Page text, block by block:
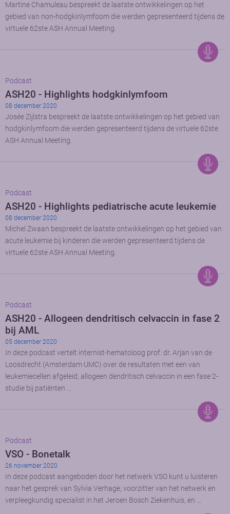
Martine Chamuleau bespreekt de laatste ontwikkelingen op het
gebied van non-hodgkinlymfoom die werden gepresenteerd tijdens de
virtuele 62ste ASH Annual Meeting.
Podcast
ASH20 - Highlights hodgkinlymfoom
08 december 2020
Josée Zijlstra bespreekt de laatste ontwikkelingen op het gebied van
hodgkinlymfoom die werden gepresenteerd tijdens de virtuele 62ste
ASH Annual Meeting.
Podcast
ASH20 - Highlights pediatrische acute leukemie
08 december 2020
Michel Zwaan bespreekt de laatste ontwikkelingen op het gebied van
acute leukemie bij kinderen die werden gepresenteerd tijdens de
virtuele 62ste ASH Annual Meeting.
Podcast
ASH20 - Allogeen dendritisch celvaccin in fase 2
bij AML
05 december 2020
In deze podcast vertelt internist-hematoloog prof. dr. Arjan van de
Loosdrecht (Amsterdam UMC) over de resultaten met een van
leukemiecellen afgeleid, allogeen dendritisch celvaccin in een fase 2-
studie bij patiënten …
Podcast
VSO - Bonetalk
26 november 2020
In deze podcast aangeboden door het netwerk VSO kunt u luisteren
naar het gesprek van Sylvia Verhage, voorzitter van het netwerk en
verpleegkundig specialist in het Jeroen Bosch Ziekenhuis, en …